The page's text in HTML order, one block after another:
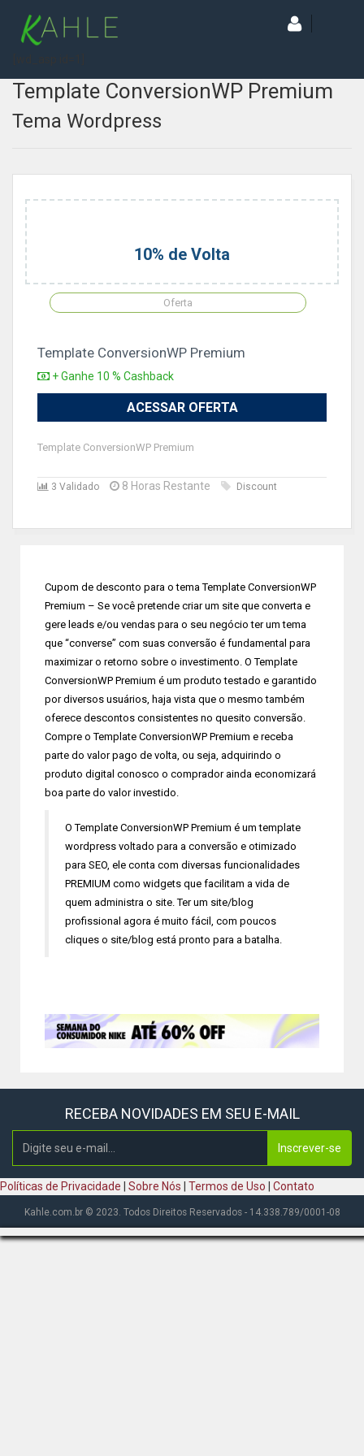
Template ConversionWP Premium
Tema Wordpress
10% de Volta
Oferta
Template ConversionWP Premium
+ Ganhe 10 % Cashback
ACESSAR OFERTA
Template ConversionWP Premium
3 Validado 8 Horas Restante Discount
Cupom de desconto para o tema Template ConversionWP
Premium – Se você pretende criar um site que converta e
gere leads e/ou vendas para o seu negócio ter um tema
que “converse” com suas conversão é fundamental para
maximizar o retorno sobre o investimento. O Template
ConversionWP Premium é um produto testado e garantido
por diversos usuários, haja vista que o mesmo também
oferece descontos consistentes no quesito conversão.
Compre o Template ConversionWP Premium e receba
parte do valor pago de volta, ou seja, adquirindo o
produto digital conosco o comprador ainda economizará
boa parte do valor investido.
O Template ConversionWP Premium é um template
wordpress voltado para a conversão e otimizado
para SEO, ele conta com diversas funcionalidades
PREMIUM como widgets que facilitam a vida de
quem administra o site. Ter um site/blog
profissional agora é muito fácil, com poucos
cliques o site/blog está pronto para a batalha.
RECEBA NOVIDADES EM SEU E-MAIL
Inscrever-se
Políticas de Privacidade Sobre Nós Termos de Uso Contato
Kahle.com.br © 2023. Todos Direitos Reservados - 14.338.789/0001-08